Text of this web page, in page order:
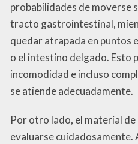
probabilidades de moverse
tracto gastrointestinal,
quedar atrapada en puntos
o el intestino delgado. Esto
incomodidad e incluso
se atiende adecuadamente.
Por otro lado, el material
evaluarse cuidadosamente.